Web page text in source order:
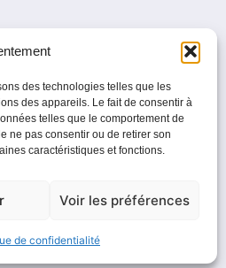
des technologies telles que les
des appareils. Le fait de consentir à
telles que le comportement de
ne pas consentir ou de retirer son
caractéristiques et fonctions.
Voir les préférences
de confidentialité
digitaux.
salarié